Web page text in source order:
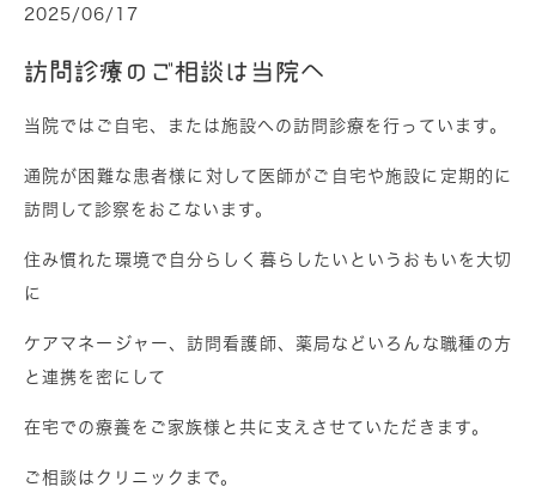
2025/06/17
訪問診療のご相談は当院へ
当院ではご自宅、または施設への訪問診療を行っています。
通院が困難な患者様に対して医師がご自宅や施設に定期的に
訪問して診察をおこないます。
住み慣れた環境で自分らしく暮らしたいというおもいを大切
に
ケアマネージャー、訪問看護師、薬局などいろんな職種の方
と連携を密にして
在宅での療養をご家族様と共に支えさせていただきます。
ご相談はクリニックまで。